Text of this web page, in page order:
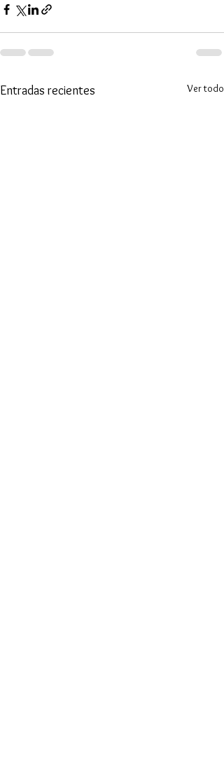
Entradas recientes Ver todo